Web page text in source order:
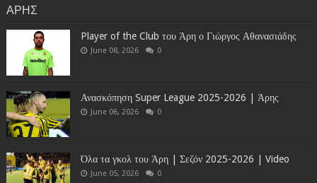
ΑΡΗΣ
Player of the Club του Άρη ο Γιώργος Αθανασιάδης
June 08, 2026 0
Ανασκόπηση Super League 2025-2026 | Άρης
June 06, 2026 0
Όλα τα γκολ του Άρη | Σεζόν 2025-2026 | Video
June 05, 2026 0